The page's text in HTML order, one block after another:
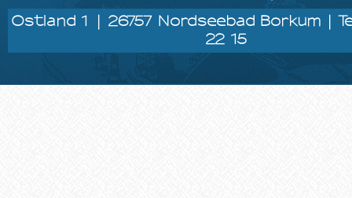
Ostland 1 | 26757 Nordseebad Borkum |
22 15